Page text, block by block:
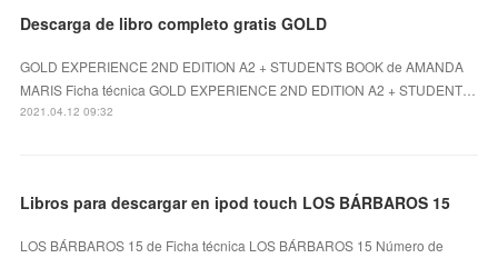
Descarga de libro completo gratis GOLD
GOLD EXPERIENCE 2ND EDITION A2 + STUDENTS BOOK de AMANDA
MARIS Ficha técnica GOLD EXPERIENCE 2ND EDITION A2 + STUDENT…
2021.04.12 09:32
Libros para descargar en ipod touch LOS BÁRBAROS 15
LOS BÁRBAROS 15 de Ficha técnica LOS BÁRBAROS 15 Número de